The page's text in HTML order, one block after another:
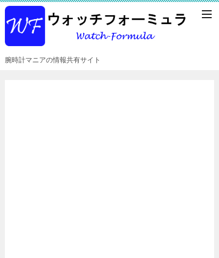
腕時計マニアの情報共有サイト